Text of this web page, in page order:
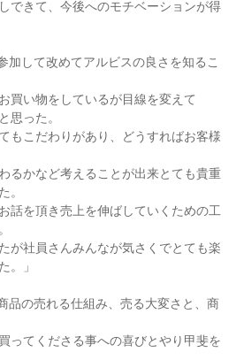
できて、今後へのモチベーションが得
加して改めてアルビスの良さを知るこ
買い物をしているが目線を変えて
思った。
もこだわりがあり、どうすればお客様
るかなど考えることが出来とても貴重
。
話を頂き売上を伸ばしていくための工
が社員さんみんなが気さくでとても楽
。」
品の売れる仕組み、売る大変さと、商
ってくださる事への喜びとやり甲斐を